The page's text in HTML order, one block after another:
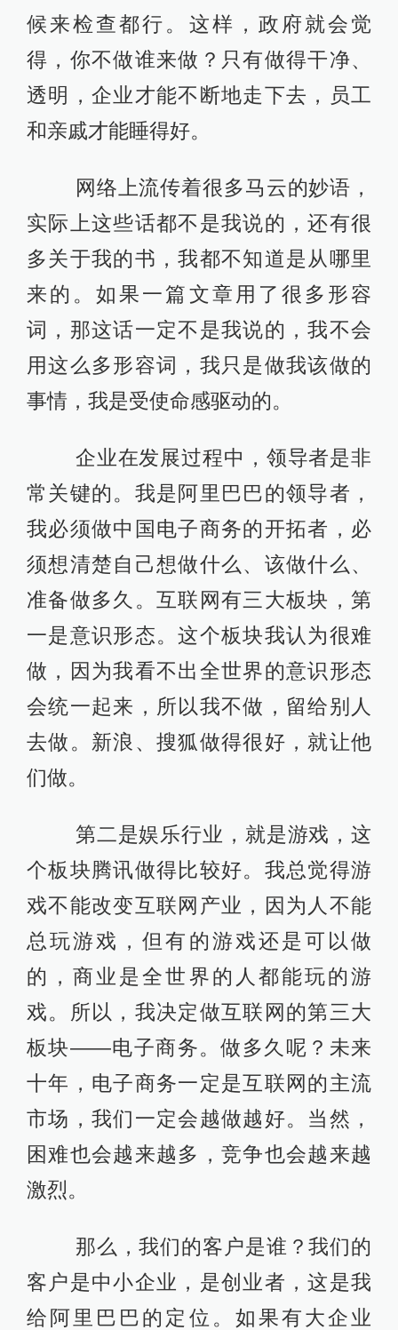
候来检查都行。这样，政府就会觉
得，你不做谁来做？只有做得干净、
透明，企业才能不断地走下去，员工
和亲戚才能睡得好。
网络上流传着很多马云的妙语，
实际上这些话都不是我说的，还有很
多关于我的书，我都不知道是从哪里
来的。如果一篇文章用了很多形容
词，那这话一定不是我说的，我不会
用这么多形容词，我只是做我该做的
事情，我是受使命感驱动的。
企业在发展过程中，领导者是非
常关键的。我是阿里巴巴的领导者，
我必须做中国电子商务的开拓者，必
须想清楚自己想做什么、该做什么、
准备做多久。互联网有三大板块，第
一是意识形态。这个板块我认为很难
做，因为我看不出全世界的意识形态
会统一起来，所以我不做，留给别人
去做。新浪、搜狐做得很好，就让他
们做。
第二是娱乐行业，就是游戏，这
个板块腾讯做得比较好。我总觉得游
戏不能改变互联网产业，因为人不能
总玩游戏，但有的游戏还是可以做
的，商业是全世界的人都能玩的游
戏。所以，我决定做互联网的第三大
板块——电子商务。做多久呢？未来
十年，电子商务一定是互联网的主流
市场，我们一定会越做越好。当然，
困难也会越来越多，竞争也会越来越
激烈。
那么，我们的客户是谁？我们的
客户是中小企业，是创业者，这是我
给阿里巴巴的定位。如果有大企业